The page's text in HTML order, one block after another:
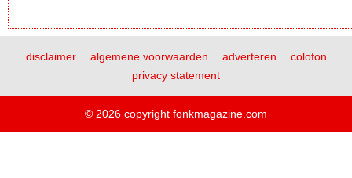
disclaimer algemene voorwaarden adverteren
colofon
privacy statement
© 2026 copyright fonkmagazine.com